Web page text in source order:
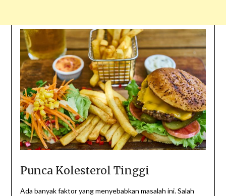
Punca Kolesterol Tinggi
Ada banyak faktor yang menyebabkan masalah ini. Salah